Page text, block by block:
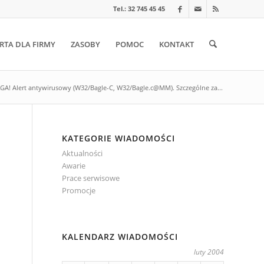
Tel.: 32 745 45 45
DLA FIRMY ZASOBY POMOC KONTAKT
Alert antywirusowy (W32/Bagle-C, W32/Bagle.c@MM). Szczególne za...
KATEGORIE WIADOMOŚCI
Aktualności
Awarie
Prace serwisowe
Promocje
KALENDARZ WIADOMOŚCI
luty 2004